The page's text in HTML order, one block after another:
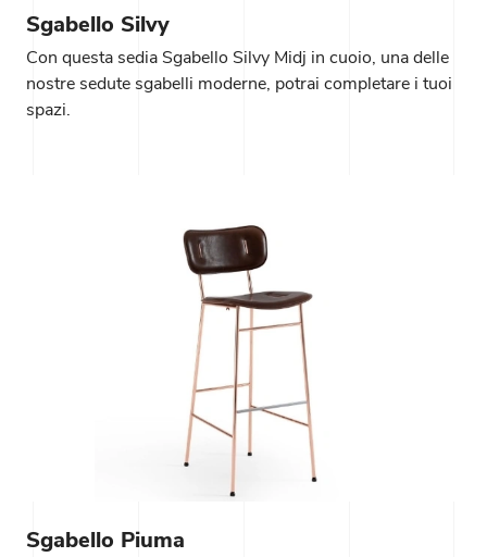
Sgabello Silvy
Con questa sedia Sgabello Silvy Midj in cuoio, una delle
nostre sedute sgabelli moderne, potrai completare i tuoi
spazi.
Sgabello Piuma